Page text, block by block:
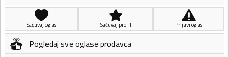
Sačuvaj oglas Sačuvaj profil Prijavi oglas
Pogledaj sve oglase prodavca